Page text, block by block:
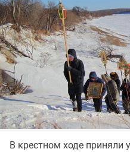
В крестном ходе приняли